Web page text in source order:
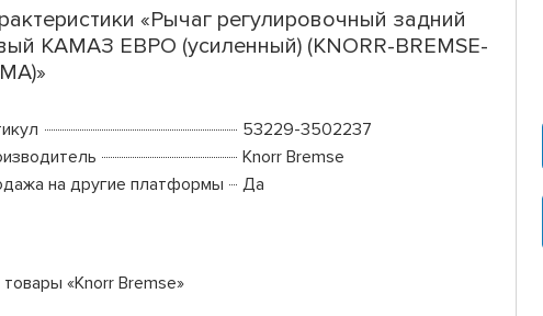
«Рычаг регулировочный задний
КАМАЗ ЕВРО (усиленный) (KNORR-BREMSE-
53229-3502237
Knorr Bremse
на другие платформы
Да
«Knorr Bremse»